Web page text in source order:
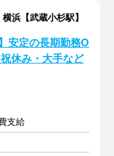
浜【武蔵小杉駅】
安定の長期勤務O
休み・大手など
支給